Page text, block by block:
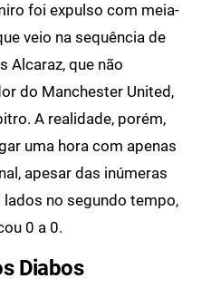
foi expulso com meia-
veio na sequência de
Alcaraz, que não
do Manchester United,
A realidade, porém,
uma hora com apenas
apesar das inúmeras
no segundo tempo,
0 a 0.
Diabos